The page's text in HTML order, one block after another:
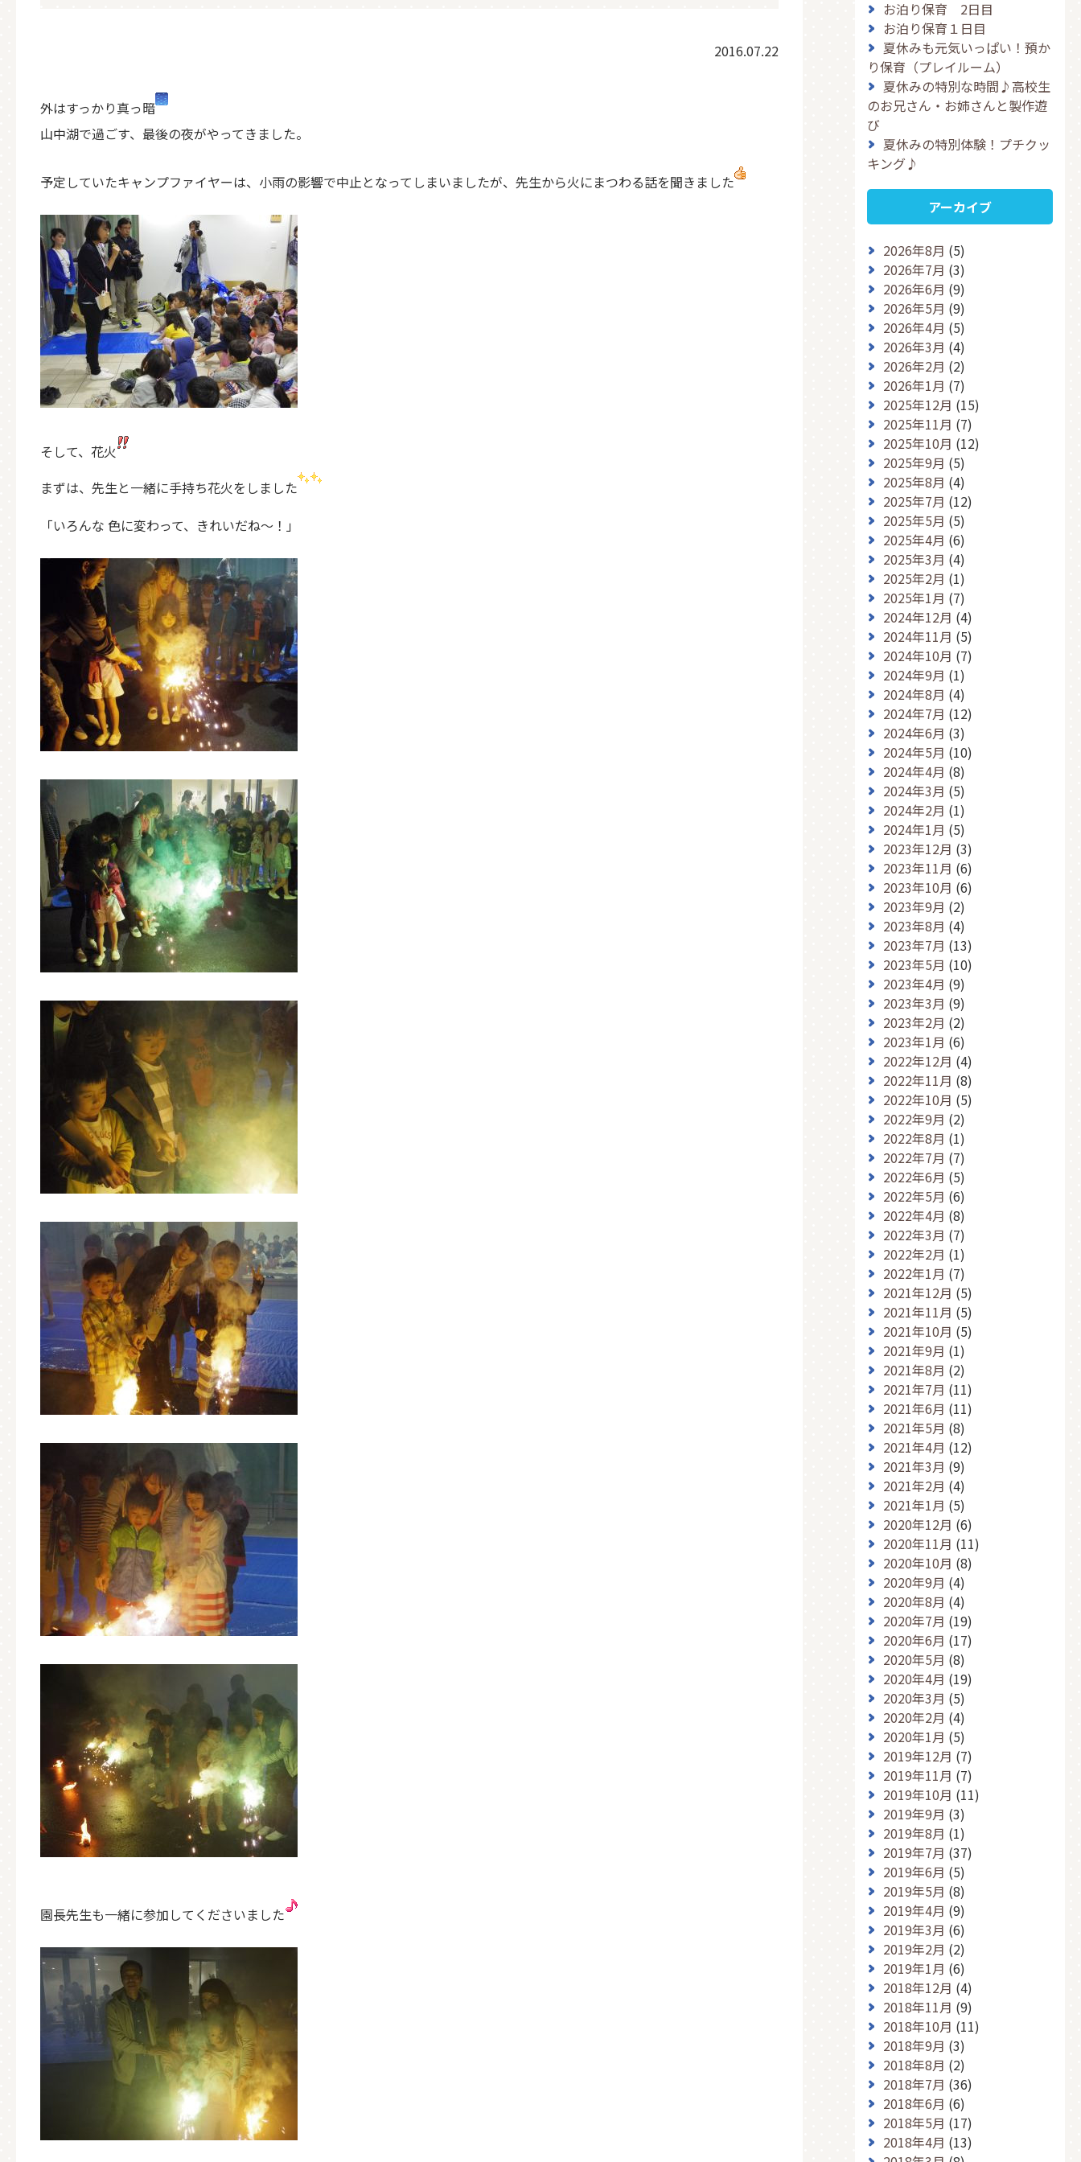
2016.07.22
外はすっかり真っ暗
山中湖で過ごす、最後の夜がやってきました。
予定していたキャンプファイヤーは、小雨の影響で中止となってしまいましたが、先生から火にまつわる話を聞きました
そして、花火
まずは、先生と一緒に手持ち花火をしました
「いろんな 色に変わって、きれいだね～！」
園長先生も一緒に参加してくださいました
お泊り保育 2日目
お泊り保育１日目
夏休みも元気いっぱい！預か
り保育（プレイルーム）
夏休みの特別な時間♪高校生
のお兄さん・お姉さんと製作遊
び
夏休みの特別体験！プチクッ
キング♪
アーカイブ
2026年8月 (5)
2026年7月 (3)
2026年6月 (9)
2026年5月 (9)
2026年4月 (5)
2026年3月 (4)
2026年2月 (2)
2026年1月 (7)
2025年12月 (15)
2025年11月 (7)
2025年10月 (12)
2025年9月 (5)
2025年8月 (4)
2025年7月 (12)
2025年5月 (5)
2025年4月 (6)
2025年3月 (4)
2025年2月 (1)
2025年1月 (7)
2024年12月 (4)
2024年11月 (5)
2024年10月 (7)
2024年9月 (1)
2024年8月 (4)
2024年7月 (12)
2024年6月 (3)
2024年5月 (10)
2024年4月 (8)
2024年3月 (5)
2024年2月 (1)
2024年1月 (5)
2023年12月 (3)
2023年11月 (6)
2023年10月 (6)
2023年9月 (2)
2023年8月 (4)
2023年7月 (13)
2023年5月 (10)
2023年4月 (9)
2023年3月 (9)
2023年2月 (2)
2023年1月 (6)
2022年12月 (4)
2022年11月 (8)
2022年10月 (5)
2022年9月 (2)
2022年8月 (1)
2022年7月 (7)
2022年6月 (5)
2022年5月 (6)
2022年4月 (8)
2022年3月 (7)
2022年2月 (1)
2022年1月 (7)
2021年12月 (5)
2021年11月 (5)
2021年10月 (5)
2021年9月 (1)
2021年8月 (2)
2021年7月 (11)
2021年6月 (11)
2021年5月 (8)
2021年4月 (12)
2021年3月 (9)
2021年2月 (4)
2021年1月 (5)
2020年12月 (6)
2020年11月 (11)
2020年10月 (8)
2020年9月 (4)
2020年8月 (4)
2020年7月 (19)
2020年6月 (17)
2020年5月 (8)
2020年4月 (19)
2020年3月 (5)
2020年2月 (4)
2020年1月 (5)
2019年12月 (7)
2019年11月 (7)
2019年10月 (11)
2019年9月 (3)
2019年8月 (1)
2019年7月 (37)
2019年6月 (5)
2019年5月 (8)
2019年4月 (9)
2019年3月 (6)
2019年2月 (2)
2019年1月 (6)
2018年12月 (4)
2018年11月 (9)
2018年10月 (11)
2018年9月 (3)
2018年8月 (2)
2018年7月 (36)
2018年6月 (6)
2018年5月 (17)
2018年4月 (13)